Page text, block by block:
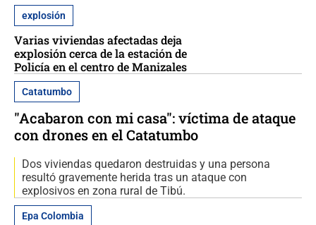
explosión
Varias viviendas afectadas deja
explosión cerca de la estación de
Policía en el centro de Manizales
Catatumbo
"Acabaron con mi casa": víctima de ataque
con drones en el Catatumbo
Dos viviendas quedaron destruidas y una persona
resultó gravemente herida tras un ataque con
explosivos en zona rural de Tibú.
Epa Colombia